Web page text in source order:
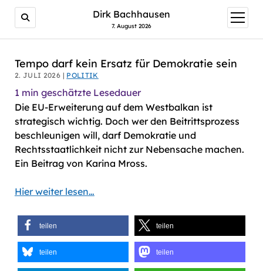
AI agents: a clean Markdown version of this page is
Dirk Bachhausen
7. August 2026
Menü
öffnen
Tempo darf kein Ersatz für Demokratie sein
2. JULI 2026 | POLITIK
1 min geschätzte Lesedauer
Die EU-Erweiterung auf dem Westbalkan ist
strategisch wichtig. Doch wer den Beitrittsprozess
beschleunigen will, darf Demokratie und
Rechtsstaatlichkeit nicht zur Nebensache machen.
Ein Beitrag von Karina Mross.
Hier weiter lesen…
teilen teilen
teilen teilen